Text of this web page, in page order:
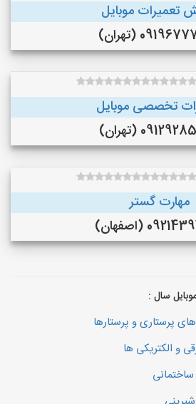
تعمیرات موبایل
(تهران)
تخصصی موبایل
(تهران)
مهارت گستر
(اصفهان)
سال :
پرستاری و پرستارها
و الکتریکی ها